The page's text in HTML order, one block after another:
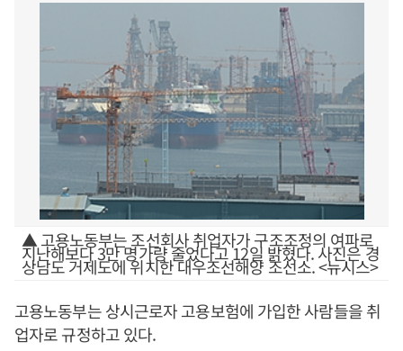
▲ 고용노동부는 조선회사 취업자가 구조조정의 여파로
지난해보다 3만 명가량 줄었다고 12일 밝혔다. 사진은 경
상남도 거제도에 위치한 대우조선해양 조선소. <뉴시스>
고용노동부는 상시근로자 고용보험에 가입한 사람들을 취
업자로 규정하고 있다.